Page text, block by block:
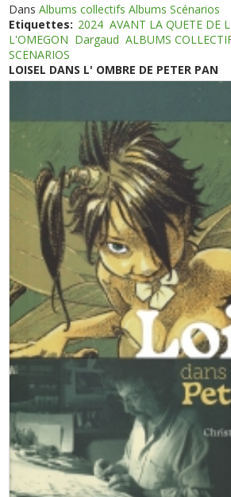
DansAlbums collectifs Albums Scénarios
Etiquettes: 2024 AVANT LA QUETE DE
L'OMEGON Dargaud ALBUMS
SCENARIOS
LOISEL DANS L' OMBRE DE PETER PAN